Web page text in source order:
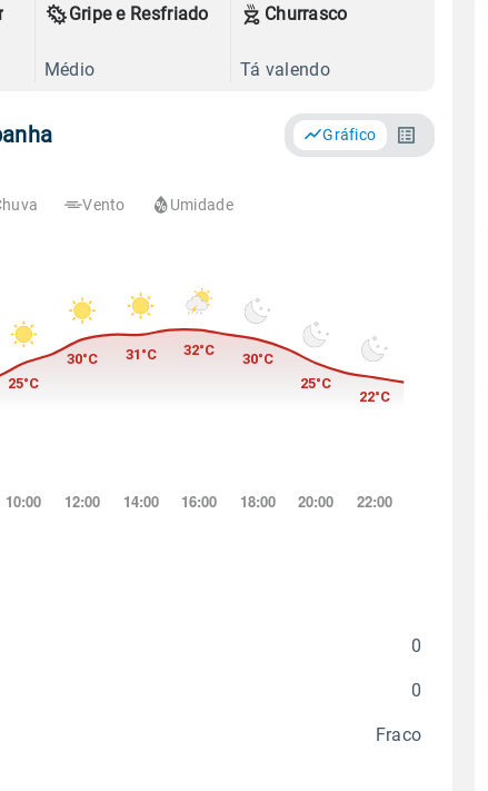
Gripe e Resfriado
Médio
Churrasco
Tá valendo
Gráfico
Vento Umidade
0
0
Fraco